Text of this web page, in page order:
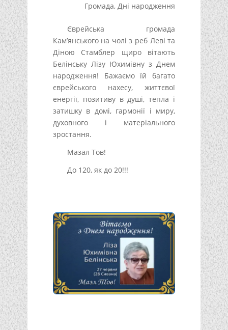
Громада,Дні народження
Єврейська громада
Кам’янського на чолі з реб Леві та
Діною Стамблер щиро вітають
Белінську Лізу Юхимівну з Днем
народження! Бажаємо їй багато
єврейського нахесу, життєвої
енергії, позитиву в душі, тепла і
затишку в домі, гармонії і миру,
духовного і матеріального
зростання.
Мазал Тов!
До 120, як до 20!!!